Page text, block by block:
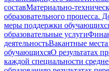
составМатериально-
образовательного процесса.
меры поддержки
образовательные услуги
деятельностьВакантные
обучающихсяО результатах
каждой специальности